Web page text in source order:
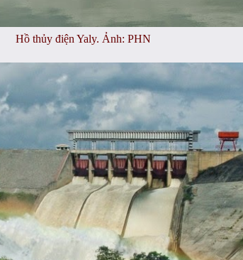
Hồ thủy điện Yaly. Ảnh: PHN